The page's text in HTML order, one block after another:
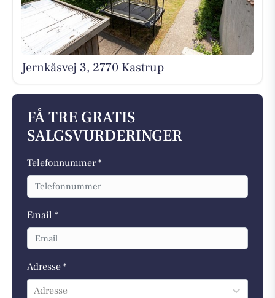
Jernkåsvej 3, 2770 Kastrup
FÅ TRE GRATIS
SALGSVURDERINGER
Telefonnummer *
Email *
Adresse *
Adresse